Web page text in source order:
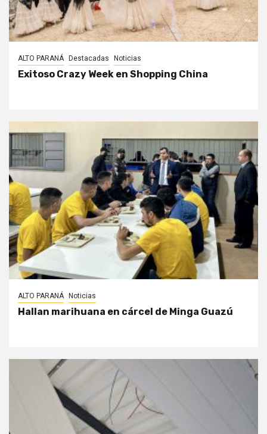
ALTO PARANÁ Destacadas Noticias
Exitoso Crazy Week en Shopping China
ALTO PARANÁ Noticias
Hallan marihuana en cárcel de Minga Guazú